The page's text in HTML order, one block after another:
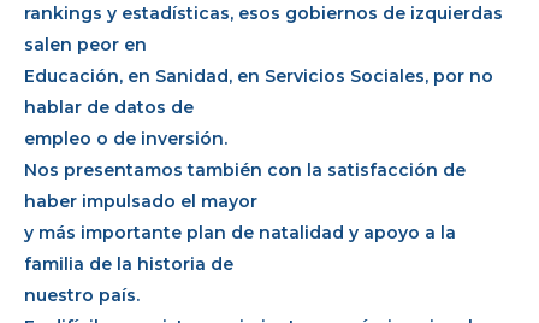
rankings y estadísticas, esos gobiernos de izquierdas
salen peor en
Educación, en Sanidad, en Servicios Sociales, por no
hablar de datos de
empleo o de inversión.
Nos presentamos también con la satisfacción de
haber impulsado el mayor
y más importante plan de natalidad y apoyo a la
familia de la historia de
nuestro país.